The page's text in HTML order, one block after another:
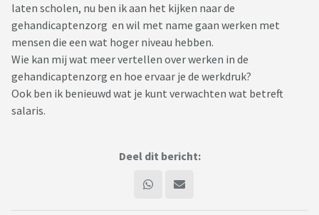
laten scholen, nu ben ik aan het kijken naar de
gehandicaptenzorg en wil met name gaan werken met
mensen die een wat hoger niveau hebben.
Wie kan mij wat meer vertellen over werken in de
gehandicaptenzorg en hoe ervaar je de werkdruk?
Ook ben ik benieuwd wat je kunt verwachten wat betreft
salaris.
Deel dit bericht: